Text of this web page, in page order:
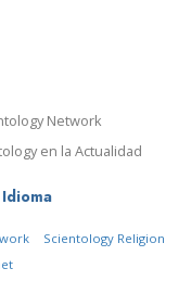
Network
en la Actualidad
Idioma
Scientology Religion